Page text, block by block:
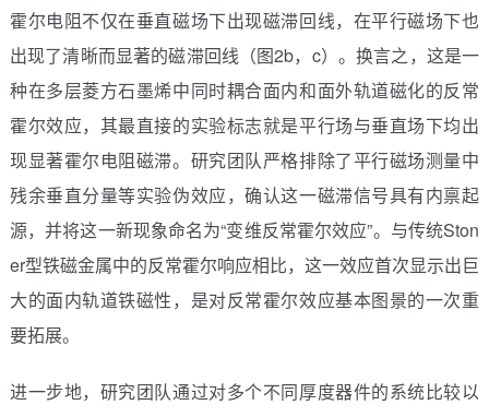
霍尔电阻不仅在垂直磁场下出现磁滞回线，在平行磁场下也
出现了清晰而显著的磁滞回线（图2b，c）。换言之，这是一
种在多层菱方石墨烯中同时耦合面内和面外轨道磁化的反常
霍尔效应，其最直接的实验标志就是平行场与垂直场下均出
现显著霍尔电阻磁滞。研究团队严格排除了平行磁场测量中
残余垂直分量等实验伪效应，确认这一磁滞信号具有内禀起
源，并将这一新现象命名为“变维反常霍尔效应”。与传统Ston
er型铁磁金属中的反常霍尔响应相比，这一效应首次显示出巨
大的面内轨道铁磁性，是对反常霍尔效应基本图景的一次重
要拓展。
进一步地，研究团队通过对多个不同厚度器件的系统比较以